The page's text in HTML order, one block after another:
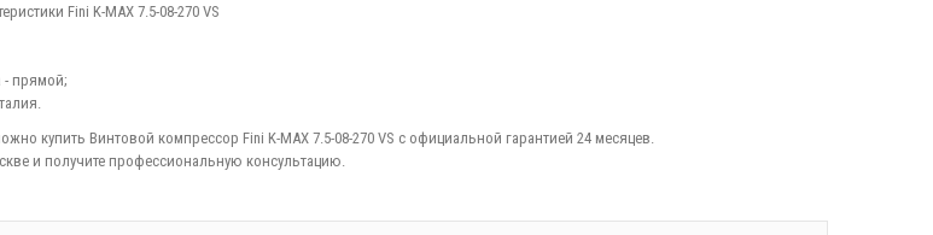
Fini K-MAX 7.5-08-270 VS
- прямой;
купить Винтовой компрессор Fini K-MAX 7.5-08-270 VS с официальной гарантией 24 месяцев.
и получите профессиональную консультацию.